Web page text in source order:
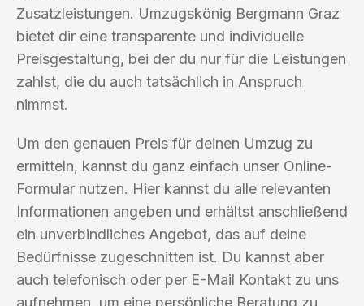
Zusatzleistungen. Umzugskönig Bergmann Graz
bietet dir eine transparente und individuelle
Preisgestaltung, bei der du nur für die Leistungen
zahlst, die du auch tatsächlich in Anspruch
nimmst.
Um den genauen Preis für deinen Umzug zu
ermitteln, kannst du ganz einfach unser Online-
Formular nutzen. Hier kannst du alle relevanten
Informationen angeben und erhältst anschließend
ein unverbindliches Angebot, das auf deine
Bedürfnisse zugeschnitten ist. Du kannst aber
auch telefonisch oder per E-Mail Kontakt zu uns
aufnehmen, um eine persönliche Beratung zu